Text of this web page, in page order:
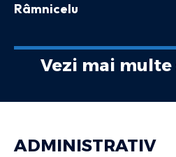
Râmnicelu
Vezi mai multe
ADMINISTRATIV